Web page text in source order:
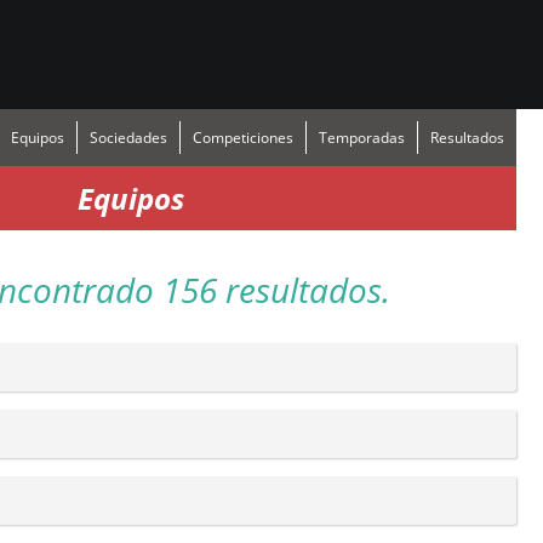
Equipos Sociedades Competiciones Temporadas Resultados
Equipos
156 resultados.